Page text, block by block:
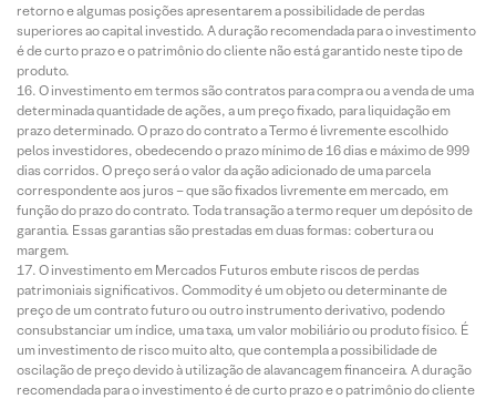
retorno e algumas posições apresentarem a possibilidade de perdas
superiores ao capital investido. A duração recomendada para o investimento
é de curto prazo e o patrimônio do cliente não está garantido neste tipo de
produto.
O investimento em termos são contratos para compra ou a venda de uma
determinada quantidade de ações, a um preço fixado, para liquidação em
prazo determinado. O prazo do contrato a Termo é livremente escolhido
pelos investidores, obedecendo o prazo mínimo de 16 dias e máximo de 999
dias corridos. O preço será o valor da ação adicionado de uma parcela
correspondente aos juros – que são fixados livremente em mercado, em
função do prazo do contrato. Toda transação a termo requer um depósito de
garantia. Essas garantias são prestadas em duas formas: cobertura ou
margem.
O investimento em Mercados Futuros embute riscos de perdas
patrimoniais significativos. Commodity é um objeto ou determinante de
preço de um contrato futuro ou outro instrumento derivativo, podendo
consubstanciar um índice, uma taxa, um valor mobiliário ou produto físico. É
um investimento de risco muito alto, que contempla a possibilidade de
oscilação de preço devido à utilização de alavancagem financeira. A duração
recomendada para o investimento é de curto prazo e o patrimônio do cliente